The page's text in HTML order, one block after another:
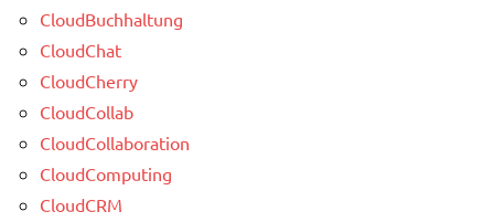
CloudBuchhaltung
CloudChat
CloudCherry
CloudCollab
CloudCollaboration
CloudComputing
CloudCRM